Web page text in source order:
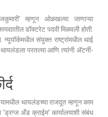
म्हणून ओळखल्या जाणाऱ्या
डॉक्टरेट पदवी मिळवली होती.
संयुक्त राष्ट्रांमधील थाई
परतल्या आणि त्यांनी ॲटर्नी-
थायलंडच्या राजदूत म्हणून काम
‘ड्रग्ज अँड क्राईम’ कार्यालयाशी संबंध